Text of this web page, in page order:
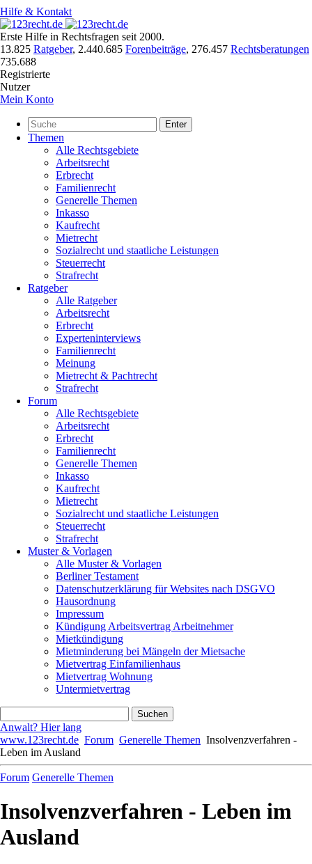
Hilfe & Kontakt
Erste Hilfe in Rechtsfragen seit 2000.
13.825 Ratgeber, 2.440.685 Forenbeiträge, 276.457 Rechtsberatungen
735.688
Registrierte
Nutzer
Mein Konto
Enter
Themen
Alle Rechtsgebiete
Arbeitsrecht
Erbrecht
Familienrecht
Generelle Themen
Inkasso
Kaufrecht
Mietrecht
Sozialrecht und staatliche Leistungen
Steuerrecht
Strafrecht
Ratgeber
Alle Ratgeber
Arbeitsrecht
Erbrecht
Experteninterviews
Familienrecht
Meinung
Mietrecht & Pachtrecht
Strafrecht
Forum
Alle Rechtsgebiete
Arbeitsrecht
Erbrecht
Familienrecht
Generelle Themen
Inkasso
Kaufrecht
Mietrecht
Sozialrecht und staatliche Leistungen
Steuerrecht
Strafrecht
Muster & Vorlagen
Alle Muster & Vorlagen
Berliner Testament
Datenschutzerklärung für Websites nach DSGVO
Hausordnung
Impressum
Kündigung Arbeitsvertrag Arbeitnehmer
Mietkündigung
Mietminderung bei Mängeln der Mietsache
Mietvertrag Einfamilienhaus
Mietvertrag Wohnung
Untermietvertrag
Anwalt? Hier lang
www.123recht.de Forum Generelle Themen Insolvenzverfahren -
Leben im Ausland
Forum Generelle Themen
Insolvenzverfahren - Leben im
Ausland